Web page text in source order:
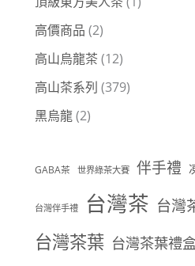
高價商品 (2)
高山烏龍茶 (12)
高山茶系列 (379)
黑烏龍(2)
GABA茶 世界綠茶大賽 伴手禮
台灣伴手禮 台灣茶 台灣
台灣茶葉 台灣茶葉禮